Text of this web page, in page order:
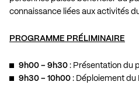
connaissance liées aux activités
PROGRAMME PRÉLIMINAIRE
9h00 – 9h30 : Présentation du
9h30 – 10h00 : Déploiement du